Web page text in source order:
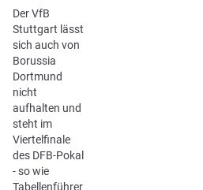
Der VfB
Stuttgart lässt
sich auch von
Borussia
Dortmund
nicht
aufhalten und
steht im
Viertelfinale
des DFB-Pokal
- so wie
Tabellenführer